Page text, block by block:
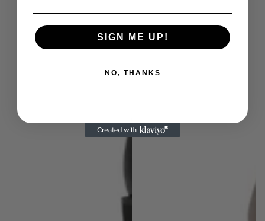
SIGN ME UP!
NO, THANKS